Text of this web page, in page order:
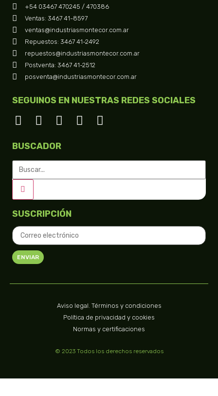
+54 03467 470245 / 470386
Ventas: 3467 41-8597
ventas@industriasmontecor.com.ar
Repuestos: 3467 41-2492
repuestos@industriasmontecor.com.ar
Postventa: 3467 41-2512
posventa@industriasmontecor.com.ar
SEGUINOS EN NUESTRAS REDES SOCIALES
BUSCADOR
SUSCRIPCIÓN
ENVIAR
Aviso legal. Términos y condiciones
Política de privacidad y cookies
Normas y certificaciones
© 2023 Todos los derechos reservados